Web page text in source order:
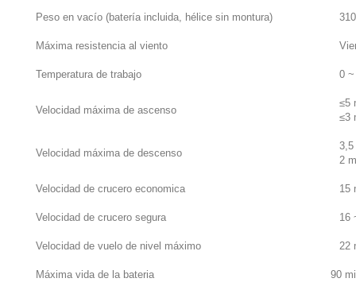
Peso en vacío (batería incluida, hélice sin montura)
Máxima resistencia al viento
Temperatura de trabajo 0
Velocidad máxima de ascenso
≤5
≤3
Velocidad máxima de descenso
3,5
2
Velocidad de crucero economica 15
Velocidad de crucero segura 16
Velocidad de vuelo de nivel máximo 22
Máxima vida de la bateria 90